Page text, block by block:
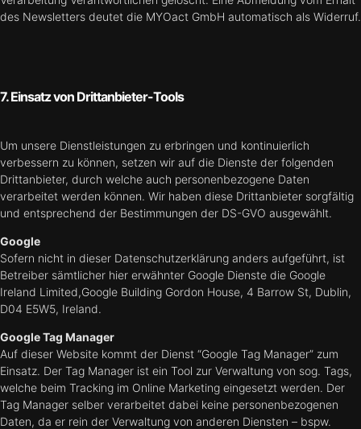
des Newsletters deutet die MYOact GmbH automatisch als Widerruf.
7. Einsatz von Drittanbieter-Tools
Um unsere Dienstleistungen zu erbringen und kontinuierlich
verbessern zu können, setzen wir auf die Dienste der folgenden
Drittanbieter, durch welche auch personenbezogene Daten
verarbeitet werden können. Wir haben diese Drittanbieter sorgfältig
und entsprechend der Bestimmungen der DS-GVO ausgewählt.
Google
Sofern nicht in dieser Datenschutzerklärung anders aufgeführt, ist
Betreiber sämtlicher hier erwähnter Google Dienste die Google
Ireland Limited,Google Building Gordon House, 4 Barrow St, Dublin,
D04 E5W5, Ireland.
Google Tag Manager
Auf dieser Website kommt der Dienst “Google Tag Manager” zum
Einsatz. Der Tag Manager ist ein Tool zur Verwaltung von sog. Tags,
welche beim Tracking im Online Marketing eingesetzt werden. Der
Tag Manager selber verarbeitet dabei keine personenbezogenen
Daten, da er rein der Verwaltung von anderen Diensten – bspw.